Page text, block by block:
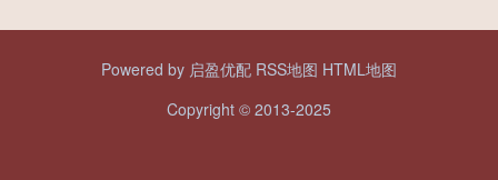
Powered by 启盈优配 RSS地图 HTML地图
Copyright © 2013-2025